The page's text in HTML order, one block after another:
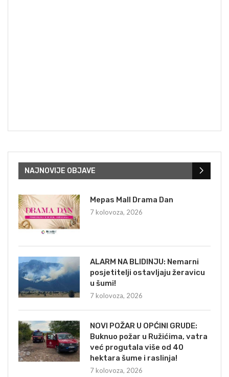
NAJNOVIJE OBJAVE
Mepas Mall Drama Dan
7 kolovoza, 2026
ALARM NA BLIDINJU: Nemarni
posjetitelji ostavljaju žeravicu
u šumi!
7 kolovoza, 2026
NOVI POŽAR U OPĆINI GRUDE:
Buknuo požar u Ružićima, vatra
već progutala više od 40
hektara šume i raslinja!
7 kolovoza, 2026